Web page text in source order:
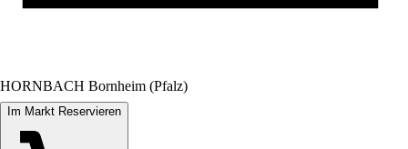
HORNBACH Bornheim (Pfalz)
Im Markt Reservieren